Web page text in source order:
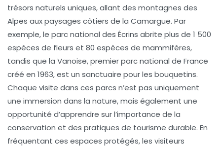
trésors naturels uniques, allant des montagnes des
Alpes aux paysages côtiers de la Camargue. Par
exemple, le parc national des Écrins abrite plus de 1 500
espèces de fleurs et 80 espèces de mammifères,
tandis que la Vanoise, premier parc national de France
créé en 1963, est un sanctuaire pour les bouquetins.
Chaque visite dans ces parcs n’est pas uniquement
une immersion dans la nature, mais également une
opportunité d’apprendre sur l’importance de la
conservation et des pratiques de tourisme durable. En
fréquentant ces espaces protégés, les visiteurs